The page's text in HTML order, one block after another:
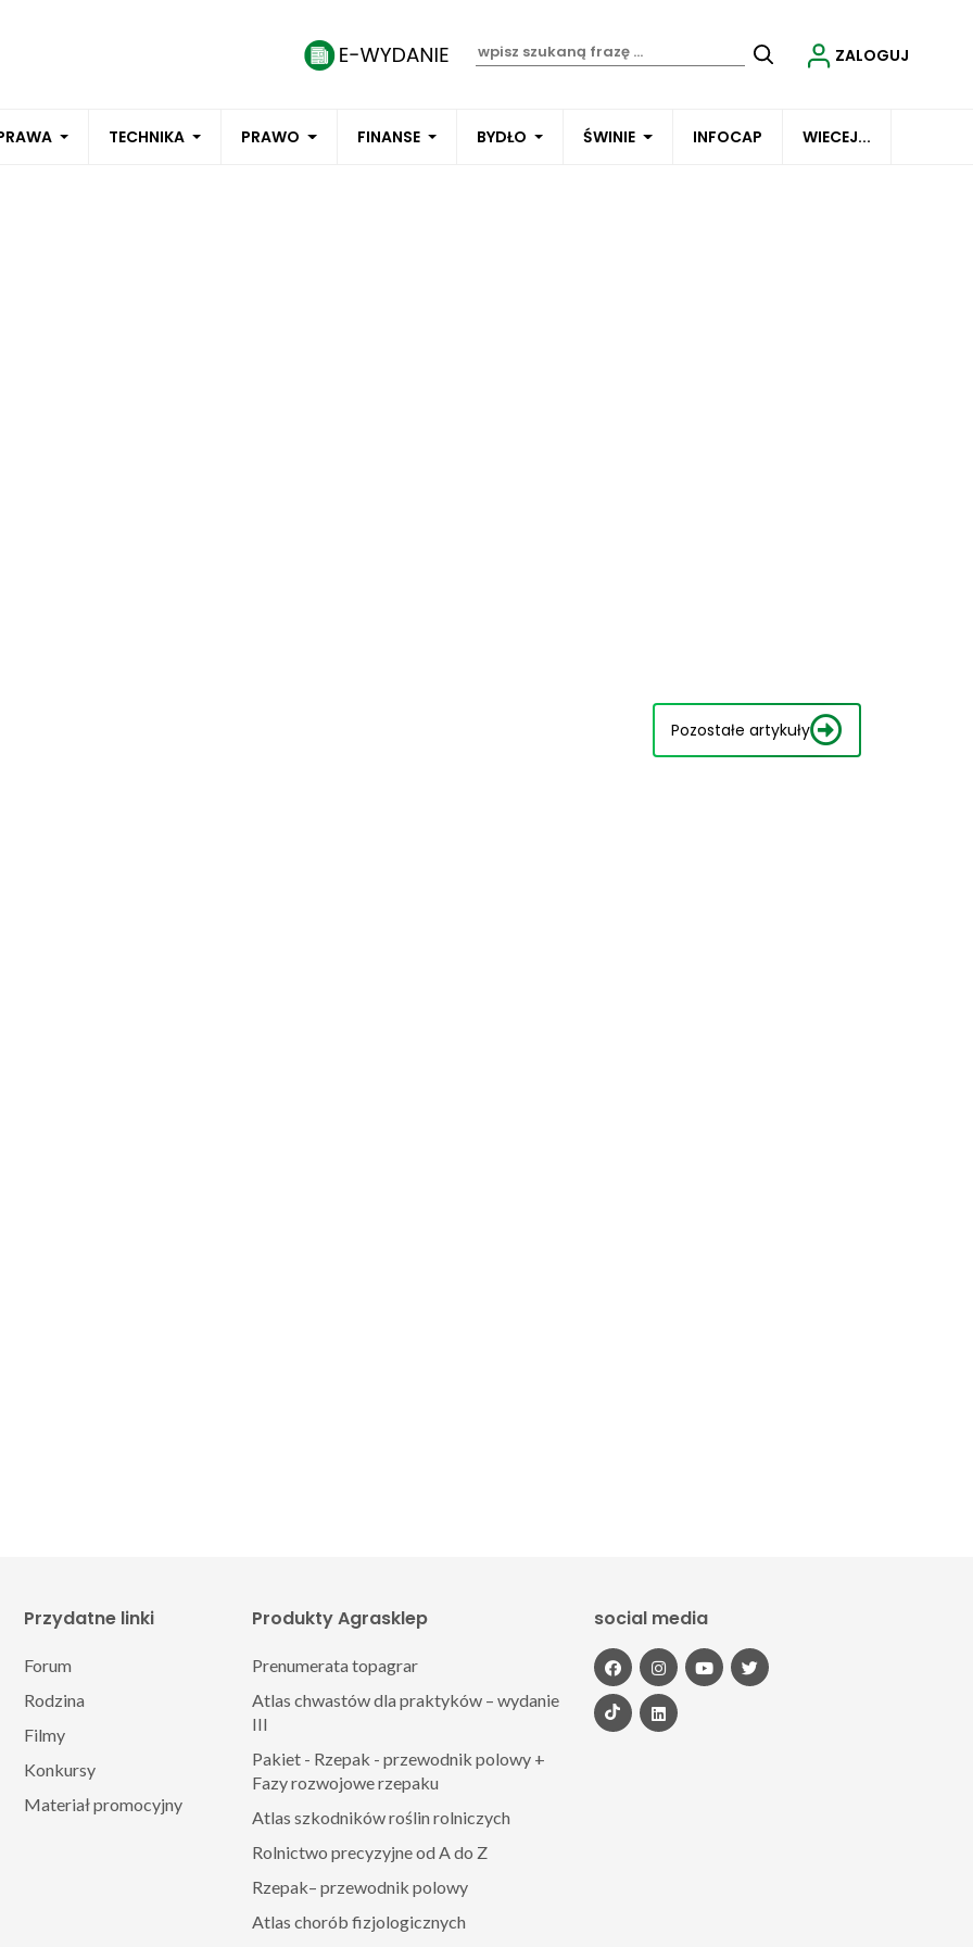
TECHNIKA PRAWO FINANSE BYDŁO ŚWINIE INFOCAP WIECEJ...
ZALOGUJ
Pozostałe artykuły
Produkty Agrasklep
Prenumerata topagrar
Atlas chwastów dla praktyków – wydanie
III
Pakiet - Rzepak - przewodnik polowy +
Fazy rozwojowe rzepaku
Atlas szkodników roślin rolniczych
Rolnictwo precyzyjne od A do Z
Rzepak– przewodnik polowy
Atlas chorób fizjologicznych
Przydatne linki
Forum
Rodzina
Filmy
Konkursy
Materiał promocyjny
social media